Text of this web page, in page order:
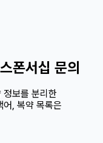
폰서십 문의
정보를 분리한
어, 복약 목록은